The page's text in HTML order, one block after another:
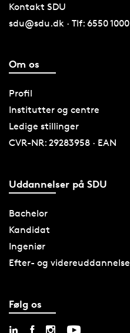
Kontakt SDU
sdu@sdu.dk · Tlf: 6550 1000
Om os
Profil
Institutter og centre
Ledige stillinger
CVR-NR: 29283958 · EAN
Uddannelser på SDU
Bachelor
Kandidat
Ingeniør
Efter- og videreuddannelse
Følg os